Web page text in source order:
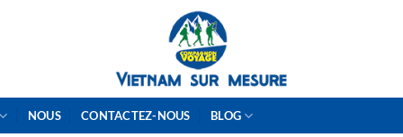
NOUS CONTACTEZ-NOUS BLOG